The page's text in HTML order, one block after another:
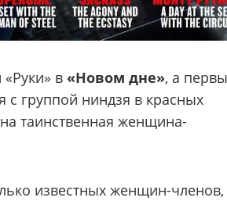
в «Новом дне», а
с группой ниндзя в красных
таинственная женщина-
известных женщин-членов,